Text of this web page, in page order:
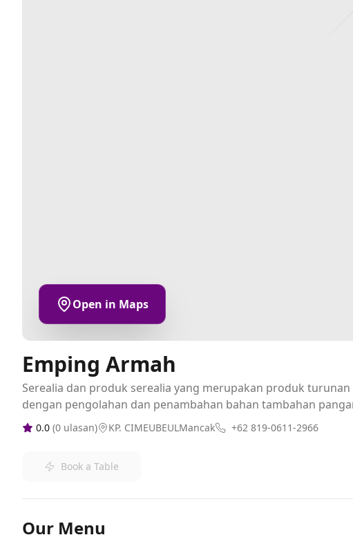
Open in Maps
Emping Armah
Serealia dan produk serealia yang merupakan produk
dengan pengolahan dan penambahan bahan tambahan
0.0 (0 ulasan) KP. CIMEUBEULMancak +62 819-0611-2966
Book a Table
Our Menu